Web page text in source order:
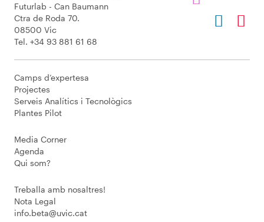
Futurlab - Can Baumann
Ctra de Roda 70.
08500 Vic
Tel. +34 93 881 61 68
Camps d’expertesa
Projectes
Serveis Analítics i Tecnològics
Plantes Pilot
Media Corner
Agenda
Qui som?
Treballa amb nosaltres!
Nota Legal
info.beta@uvic.cat